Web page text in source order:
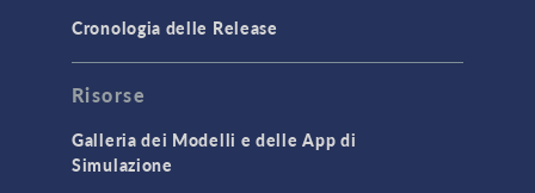
Cronologia delle Release
Risorse
Galleria dei Modelli e delle App di
Simulazione